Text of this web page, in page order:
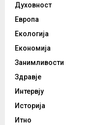
Духовност
Европа
Екологија
Економија
Занимливости
Здравје
Интервју
Историја
Итно